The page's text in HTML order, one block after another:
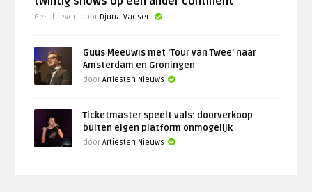
Geschreven door Djuna Vaesen
Guus Meeuwis met ‘Tour van Twee’ naar
Amsterdam en Groningen
doorArtiesten Nieuws
Ticketmaster speelt vals: doorverkoop
buiten eigen platform onmogelijk
doorArtiesten Nieuws